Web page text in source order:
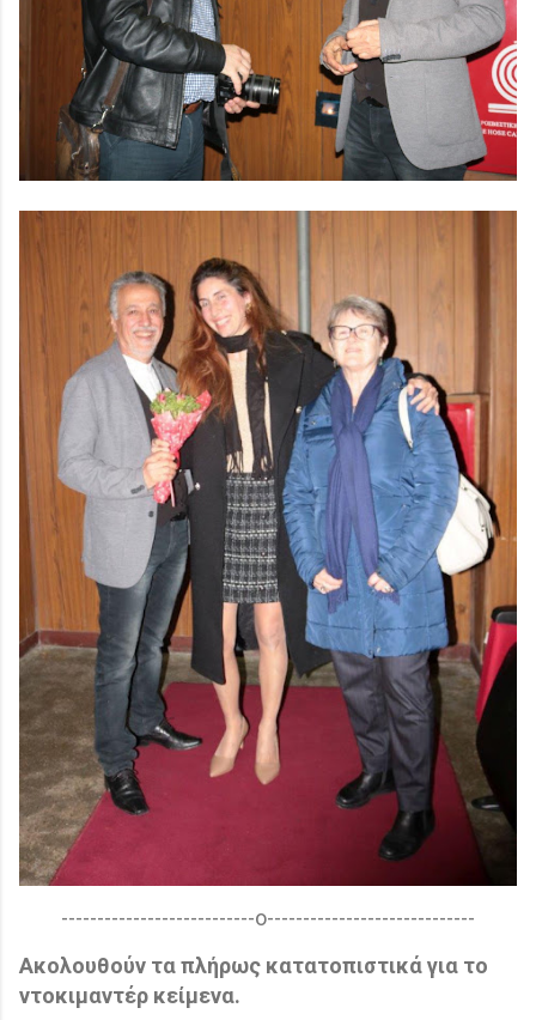
---------------------------ο-----------------------------
Ακολουθούν τα πλήρως κατατοπιστικά για το
ντοκιμαντέρ κείμενα.